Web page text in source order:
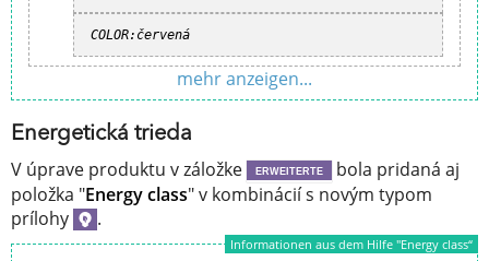
COLOR:červená
mehr anzeigen...
Energetická trieda
V úprave produktu v záložke ERWEITERTE
bola pridaná aj
položka "Energy class" v kombinácií s novým typom
prílohy
.
Informationen aus dem Hilfe "Energy class“